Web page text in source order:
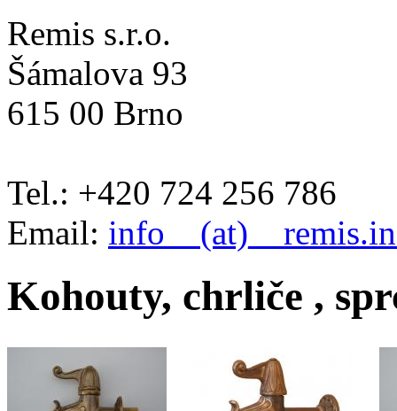
Remis s.r.o.
Šámalova 93
615 00 Brno
Tel.: +420 724 256 786
Email:
Kohouty, chrliče ,